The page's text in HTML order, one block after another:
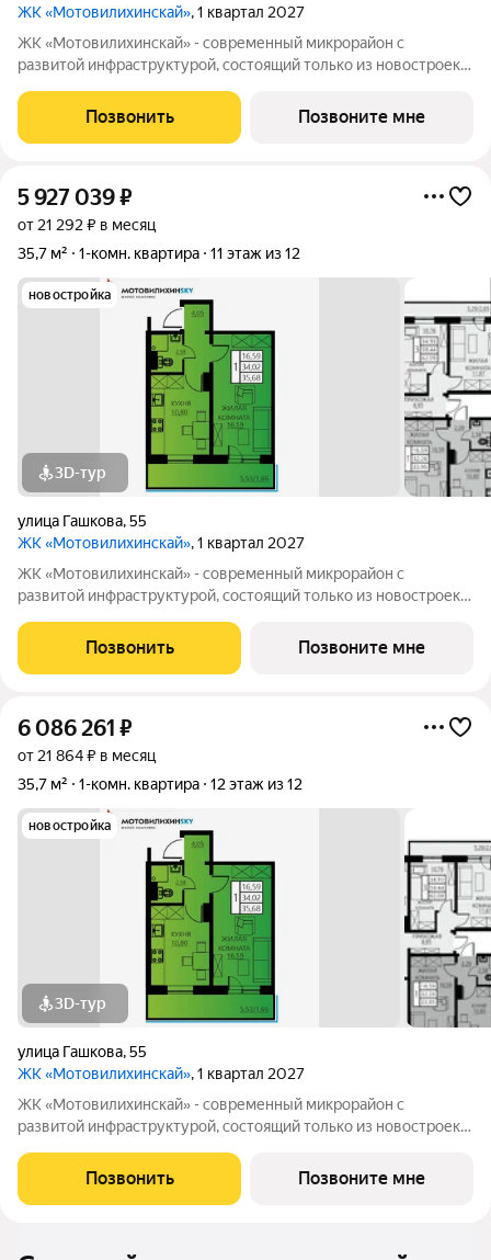
ЖК «Мотовилихинскай», 1 квартал 2027
ЖК «Мотовилихинскай» - современный микрорайон с
развитой инфраструктурой, состоящий только из новостроек.
кварталами на территории 22 Га 1. Сочетание проверенных
технологий строительства с современными
Позвонить Позвоните мне
5 927 039₽
от 21 292 ₽ в месяц
35,7 м²
1-комн. квартира 11 этаж из 12
новостройка
3D-тур
улица Гашкова,55
ЖК «Мотовилихинскай», 1 квартал 2027
ЖК «Мотовилихинскай» - современный микрорайон с
развитой инфраструктурой, состоящий только из новостроек.
кварталами на территории 22 Га 1. Сочетание проверенных
технологий строительства с современными
Позвонить Позвоните мне
6 086 261 ₽
от 21 864 ₽ в месяц
35,7 м²
1-комн. квартира 12 этаж из 12
новостройка
3D-тур
улица Гашкова,55
ЖК «Мотовилихинскай», 1 квартал 2027
ЖК «Мотовилихинскай» - современный микрорайон с
развитой инфраструктурой, состоящий только из новостроек.
кварталами на территории 22 Га 1. Сочетание проверенных
технологий строительства с современными
Позвонить Позвоните мне